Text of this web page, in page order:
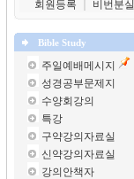
회원등록
비번분실
Bible Study
주일예배메시지
성경공부문제지
수양회강의
특강
구약강의자료실
신약강의자료실
강의안책자